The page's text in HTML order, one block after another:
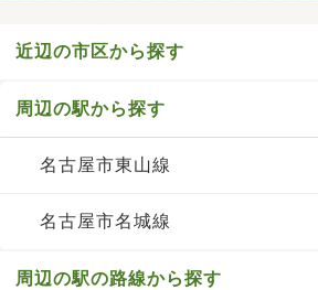
近辺の市区から探す
周辺の駅から探す
名古屋市東山線
名古屋市名城線
周辺の駅の路線から探す